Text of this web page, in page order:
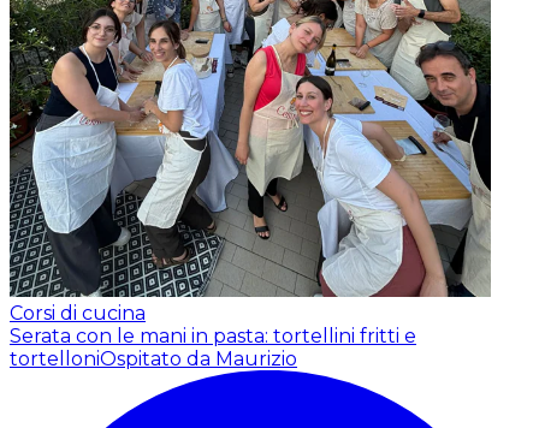
Corsi di cucina
Serata con le mani in pasta: tortellini fritti e
tortelloniOspitato da Maurizio